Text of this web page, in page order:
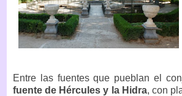
Entre las fuentes que pueblan el
fuente de Hércules y la Hidra, con